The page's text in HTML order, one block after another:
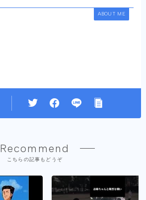
ABOUT ME
Recommend
こちらの記事もどうぞ